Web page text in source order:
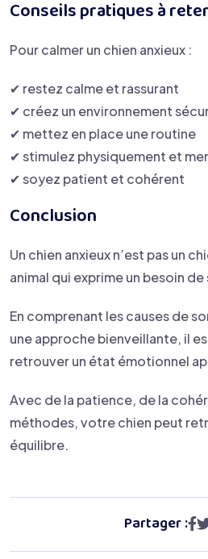
Conseils pratiques à
Pour calmer un chien anxieux :
✔ restez calme et rassurant
✔ créez un environnement
✔ mettez en place une routine
✔ stimulez physiquement et
✔ soyez patient et cohérent
Conclusion
Un chien anxieux n’est pas un
animal qui exprime un besoin
En comprenant les causes de
une approche bienveillante, il
retrouver un état émotionnel
Avec de la patience, de la
méthodes, votre chien peut
équilibre.
Partager :